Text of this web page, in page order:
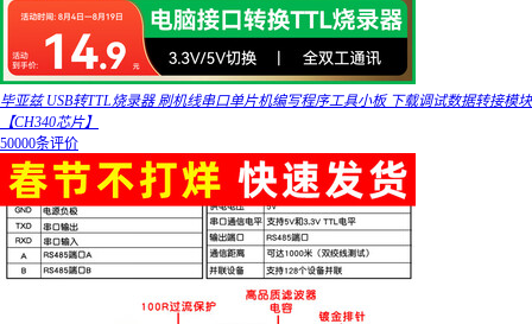
毕亚兹 USB转TTL烧录器 刷机线串口单片机编写程序工具小板 下载调试数据转接模块
【CH340芯片】
50000条评价